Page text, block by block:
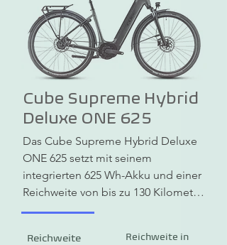
Apropos Fahrkomfort: Effiziente
Unterstützung ist das Spezialgebiet
des Bosch CX Motors mit
PowerTube Akku und bis zu 85 Nm
Drehmoment, dessen Vortrieb die
enorm breit gefächerte Shimano
12fach XT Schaltung top dosiert auf
den Boden bringt.
Cube Supreme Hybrid
Deluxe ONE 625
Das Cube Supreme Hybrid Deluxe
ONE 625 setzt mit seinem
integrierten 625 Wh-Akku und einer
Reichweite von bis zu 130 Kilometern
neue Maßstäbe. Der leise Bosch
Reichweite
Reichweite in